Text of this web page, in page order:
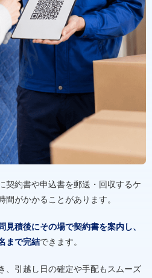
契約書や申込書を郵送・回収するケ
がかかることがあります。
見積後にその場で契約書を案内し、
まで完結できます。
、引越し日の確定や手配もスムーズ